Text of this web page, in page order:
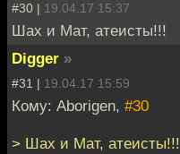
#30 | 19.04.17 15:37
Шах и Мат, атеисты!!!
Digger »
#31 | 19.04.17 15:59
Кому: Aborigen, #30
> Шах и Мат, атеисты!!!